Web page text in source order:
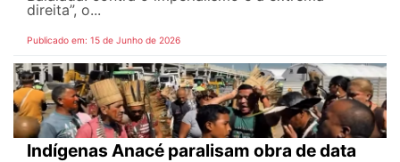
direita”, o...
Publicado em: 15 de Junho de 2026
Indígenas Anacé paralisam obra de data